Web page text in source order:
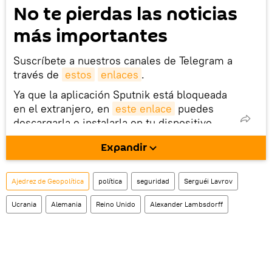
No te pierdas las noticias
más importantes
Suscríbete a nuestros canales de Telegram a
través de estos enlaces .
Ya que la aplicación Sputnik está bloqueada
en el extranjero, en este enlace puedes
descargarla e instalarla en tu dispositivo
móvil (¡solo para Android!).
También tenemos una cuenta en la red
social rusa VK .
Expandir
Ajedrez de Geopolítica política seguridad Serguéi Lavrov
Ucrania Alemania Reino Unido Alexander Lambsdorff